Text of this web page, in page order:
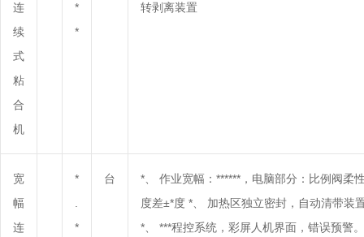
连
续
式
粘
合
机
*
*
转剥离装置
宽
幅
连
*
*
台
*、 作业宽幅：******，电脑部分：比例阀柔
度差±*度 *、 加热区独立密封，自动清带装
*、 ***程控系统，彩屏人机界面，错误预警